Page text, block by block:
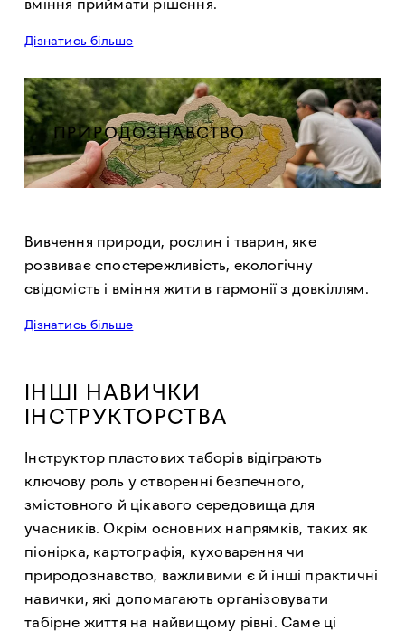
вміння приймати рішення.
Дізнатись більше
ПРИРОДОЗНАВСТВО
Вивчення природи, рослин і тварин, яке
розвиває спостережливість, екологічну
свідомість і вміння жити в гармонії з довкіллям.
Дізнатись більше
ІНШІ НАВИЧКИ
ІНСТРУКТОРСТВА
Інструктор пластових таборів відіграють
ключову роль у створенні безпечного,
змістовного й цікавого середовища для
учасників. Окрім основних напрямків, таких як
піонірка, картографія, куховарення чи
природознавство, важливими є й інші практичні
навички, які допомагають організовувати
табірне життя на найвищому рівні. Саме ці